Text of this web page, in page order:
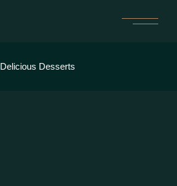
Delicious Desserts